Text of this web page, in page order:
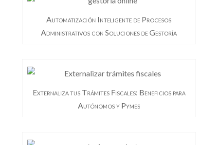
Automatización Inteligente de Procesos
Administrativos con Soluciones de Gestoría
Externaliza tus Trámites Fiscales: Beneficios para
Autónomos y Pymes